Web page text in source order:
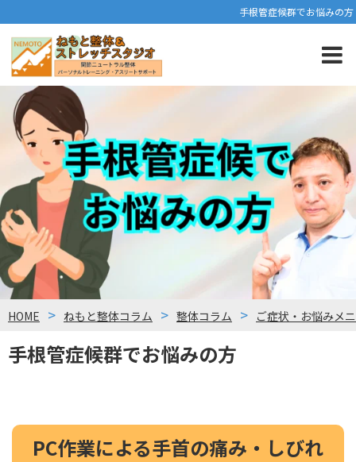
手根管症候群でお悩みの方
手根管症候群でお悩みの方
HOME ねもと整体コラム 整体コラム ご症状・お悩みメ
PC作業による手首の痛み・しびれ